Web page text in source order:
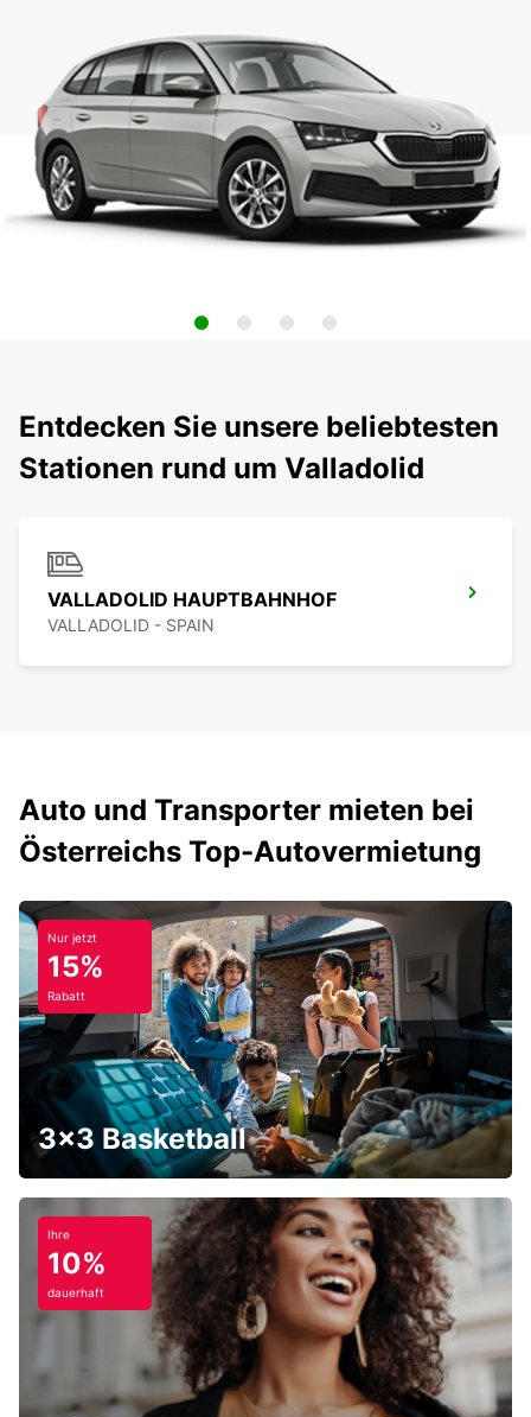
Entdecken Sie unsere beliebtesten
Stationen rund um Valladolid
VALLADOLID HAUPTBAHNHOF
VALLADOLID - SPAIN
Auto und Transporter mieten bei
Österreichs Top-Autovermietung
Nur jetzt
15%
Rabatt
3x3 Basketball
Ihre
10%
dauerhaft